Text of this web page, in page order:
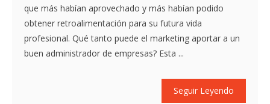
que más habían aprovechado y más habían podido
obtener retroalimentación para su futura vida
profesional. Qué tanto puede el marketing aportar a un
buen administrador de empresas? Esta ...
Seguir Leyendo